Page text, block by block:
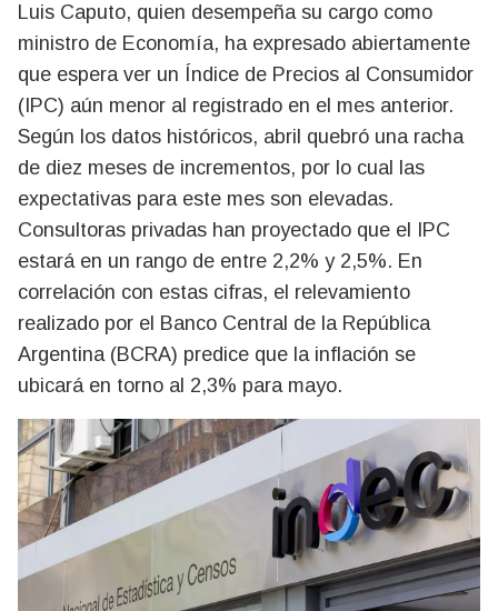
Luis Caputo, quien desempeña su cargo como
ministro de Economía, ha expresado abiertamente
que espera ver un Índice de Precios al Consumidor
(IPC) aún menor al registrado en el mes anterior.
Según los datos históricos, abril quebró una racha
de diez meses de incrementos, por lo cual las
expectativas para este mes son elevadas.
Consultoras privadas han proyectado que el IPC
estará en un rango de entre 2,2% y 2,5%. En
correlación con estas cifras, el relevamiento
realizado por el Banco Central de la República
Argentina (BCRA) predice que la inflación se
ubicará en torno al 2,3% para mayo.